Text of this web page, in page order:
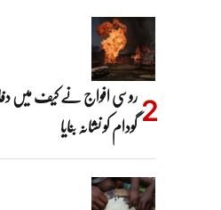
روسی افواج نے کیف میں
گودام کو نشانہ بنایا